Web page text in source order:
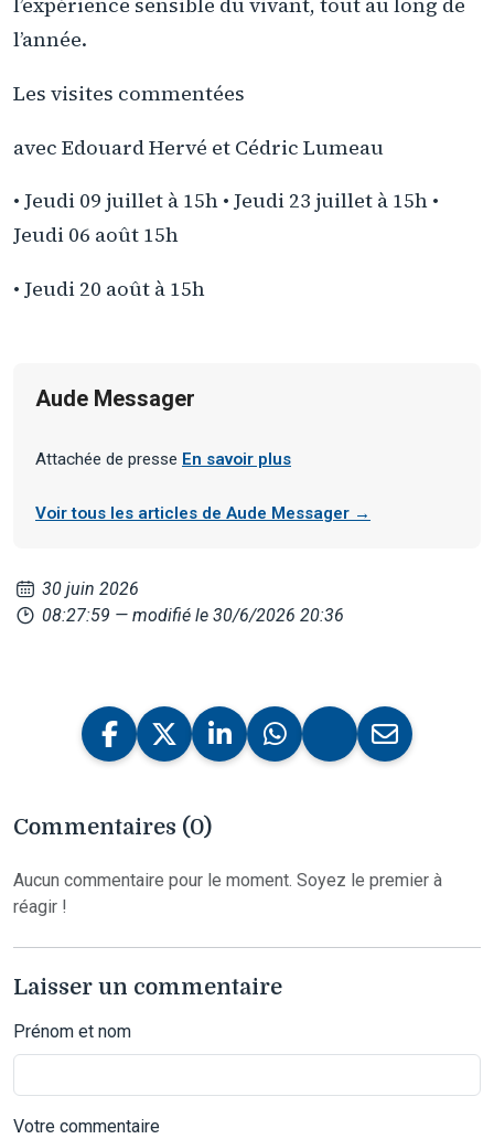
l’année.
Les visites commentées
avec Edouard Hervé et Cédric Lumeau
• Jeudi 09 juillet à 15h • Jeudi 23 juillet à 15h •
Jeudi 06 août 15h
• Jeudi 20 août à 15h
Aude Messager
Attachée de presse En savoir plus
Voir tous les articles de Aude Messager →
30 juin 2026
08:27:59 — modifié le 30/6/2026 20:36
Commentaires (0)
Aucun commentaire pour le moment. Soyez le premier à
réagir !
Laisser un commentaire
Prénom et nom
Votre commentaire